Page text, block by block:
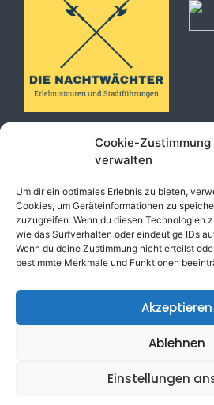
Cookie-Zustimmung
verwalten
Um dir ein optimales Erlebnis zu bieten,
Cookies, um Geräteinformationen zu
zuzugreifen. Wenn du diesen Technologien
wie das Surfverhalten oder eindeutige IDs
Wenn du deine Zustimmung nicht erteilst
bestimmte Merkmale und Funktionen
Akzeptieren
Ablehnen
Einstellungen
Rechtliches
AGB
Datenschutz
Impressum
Widerspruch